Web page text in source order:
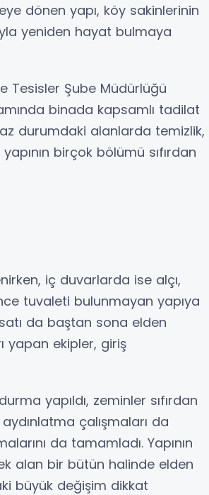
dönen yapı, köy sakinlerinin
yeniden hayat bulmaya
Tesisler Şube Müdürlüğü
binada kapsamlı tadilat
durumdaki alanlarda temizlik,
birçok bölümü sıfırdan
iç duvarlarda ise alçı,
tuvaleti bulunmayan yapıya
da baştan sona elden
yapan ekipler, giriş
yapıldı, zeminler sıfırdan
çalışmaları da
da tamamladı. Yapının
alan bir bütün halinde elden
büyük değişim dikkat